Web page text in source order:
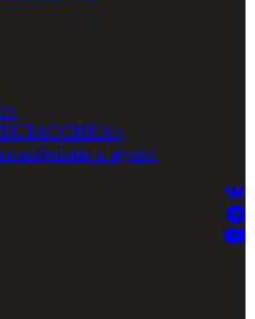
кофейню с нуля»